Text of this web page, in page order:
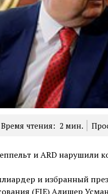
Время чтения: 2 мин.
и ARD нарушили
и избранный
(FIE) Алишер